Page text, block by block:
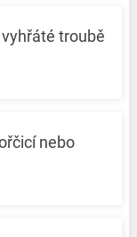
troubě
nebo